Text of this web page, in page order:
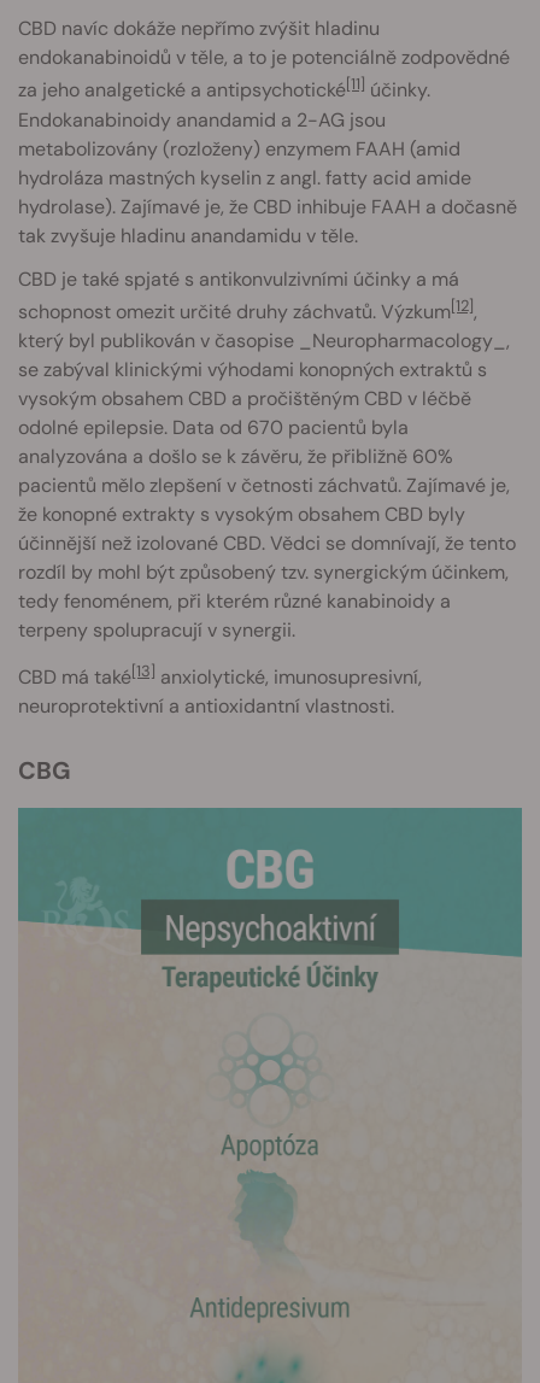
CBD navíc dokáže nepřímo zvýšit hladinu
endokanabinoidů v těle, a to je potenciálně zodpovědné
za jeho analgetické a antipsychotické[11] účinky.
Endokanabinoidy anandamid a 2-AG jsou
metabolizovány (rozloženy) enzymem FAAH (amid
hydroláza mastných kyselin z angl. fatty acid amide
hydrolase). Zajímavé je, že CBD inhibuje FAAH a dočasně
tak zvyšuje hladinu anandamidu v těle.
CBD je také spjaté s antikonvulzivními účinky a má
schopnost omezit určité druhy záchvatů. Výzkum[12],
který byl publikován v časopise _Neuropharmacology_,
se zabýval klinickými výhodami konopných extraktů s
vysokým obsahem CBD a pročištěným CBD v léčbě
odolné epilepsie. Data od 670 pacientů byla
analyzována a došlo se k závěru, že přibližně 60%
pacientů mělo zlepšení v četnosti záchvatů. Zajímavé je,
že konopné extrakty s vysokým obsahem CBD byly
účinnější než izolované CBD. Vědci se domnívají, že tento
rozdíl by mohl být způsobený tzv. synergickým účinkem,
tedy fenoménem, při kterém různé kanabinoidy a
terpeny spolupracují v synergii.
CBD má také[13] anxiolytické, imunosupresivní,
neuroprotektivní a antioxidantní vlastnosti.
CBG